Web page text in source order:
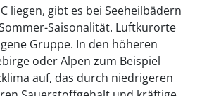
liegen, gibt es bei Seeheilbädern
Saisonalität. Luftkurorte
Gruppe. In den höheren
oder Alpen zum Beispiel
auf, das durch niedrigeren